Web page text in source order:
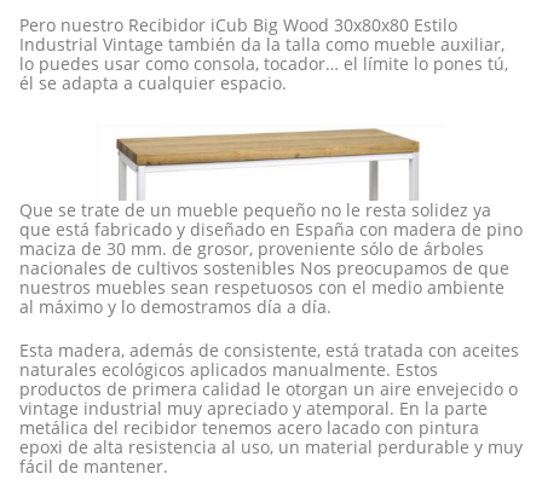
Pero nuestro Recibidor iCub Big Wood 30x80x80 Estilo
Industrial Vintage también da la talla como mueble auxiliar,
lo puedes usar como consola, tocador… el límite lo pones tú,
él se adapta a cualquier espacio.
Que se trate de un mueble pequeño no le resta solidez ya
que está fabricado y diseñado en España con madera de pino
maciza de 30 mm. de grosor, proveniente sólo de árboles
nacionales de cultivos sostenibles Nos preocupamos de que
nuestros muebles sean respetuosos con el medio ambiente
al máximo y lo demostramos día a día.
Esta madera, además de consistente, está tratada con aceites
naturales ecológicos aplicados manualmente. Estos
productos de primera calidad le otorgan un aire envejecido o
vintage industrial muy apreciado y atemporal. En la parte
metálica del recibidor tenemos acero lacado con pintura
epoxi de alta resistencia al uso, un material perdurable y muy
fácil de mantener.